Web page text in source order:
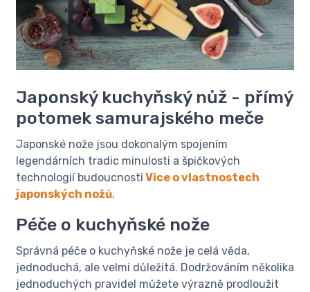
Japonský kuchyňský nůž - přímý
potomek samurajského meče
Japonské nože jsou dokonalým spojením
legendárních tradic minulosti a špičkových
technologií budoucnosti Vice o vlastnostech
japonských nožů.
Péče o kuchyňské nože
Správná péče o kuchyňské nože je celá věda,
jednoduchá, ale velmi důležitá. Dodržováním několika
jednoduchých pravidel můžete výrazně prodloužit